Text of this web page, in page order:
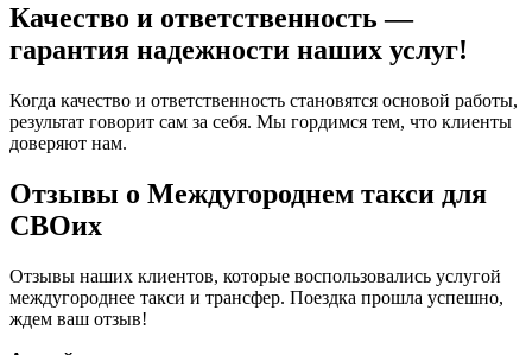
Качество и ответственность —
гарантия надежности наших услуг!
Когда качество и ответственность становятся основой работы,
результат говорит сам за себя. Мы гордимся тем, что клиенты
доверяют нам.
Отзывы о Междугороднем такси для
СВОих
Отзывы наших клиентов, которые воспользовались услугой
междугороднее такси и трансфер. Поездка прошла успешно,
ждем ваш отзыв!